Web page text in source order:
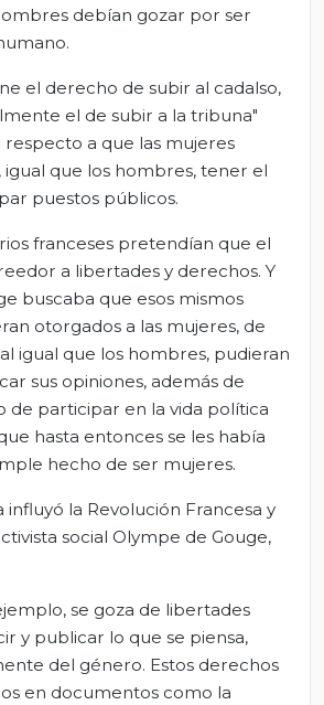
debían gozar por ser
el derecho de subir al cadalso,
el de subir a la tribuna"
a que las mujeres
que los hombres, tener el
puestos públicos.
franceses pretendían que el
a libertades y derechos. Y
buscaba que esos mismos
otorgados a las mujeres, de
igual que los hombres, pudieran
sus opiniones, además de
de participar en la vida política
hasta entonces se les había
hecho de ser mujeres.
influyó la Revolución Francesa y
social Olympe de Gouge,
se goza de libertades
y publicar lo que se piensa,
del género. Estos derechos
en documentos como la